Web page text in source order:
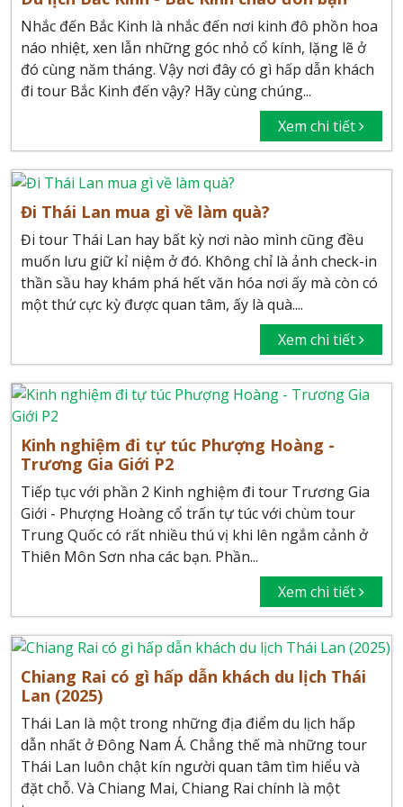
Nhắc đến Bắc Kinh là nhắc đến nơi kinh đô phồn hoa
náo nhiệt, xen lẫn những góc nhỏ cổ kính, lặng lẽ ở
đó cùng năm tháng. Vậy nơi đây có gì hấp dẫn khách
đi tour Bắc Kinh đến vậy? Hãy cùng chúng...
Xem chi tiết
Đi Thái Lan mua gì về làm quà?
Đi tour Thái Lan hay bất kỳ nơi nào mình cũng đều
muốn lưu giữ kỉ niệm ở đó. Không chỉ là ảnh check-in
thần sầu hay khám phá hết văn hóa nơi ấy mà còn có
một thứ cực kỳ được quan tâm, ấy là quà....
Xem chi tiết
Kinh nghiệm đi tự túc Phượng Hoàng -
Trương Gia Giới P2
Tiếp tục với phần 2 Kinh nghiệm đi tour Trương Gia
Giới - Phượng Hoàng cổ trấn tự túc với chùm tour
Trung Quốc có rất nhiều thú vị khi lên ngắm cảnh ở
Thiên Môn Sơn nha các bạn. Phần...
Xem chi tiết
Chiang Rai có gì hấp dẫn khách du lịch Thái
Lan (2025)
Thái Lan là một trong những địa điểm du lịch hấp
dẫn nhất ở Đông Nam Á. Chẳng thế mà những tour
Thái Lan luôn chật kín người quan tâm tìm hiểu và
đặt chỗ. Và Chiang Mai, Chiang Rai chính là một